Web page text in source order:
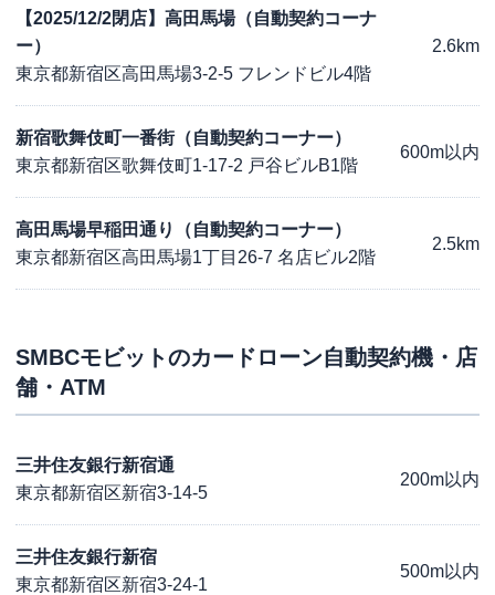
【2025/12/2閉店】高田馬場（自動契約コーナ
ー）
東京都新宿区高田馬場3-2-5 フレンドビル4階
2.6km
新宿歌舞伎町一番街（自動契約コーナー）
東京都新宿区歌舞伎町1-17-2 戸谷ビルB1階
600m以内
高田馬場早稲田通り（自動契約コーナー）
東京都新宿区高田馬場1丁目26-7 名店ビル2階
2.5km
SMBCモビットのカードローン自動契約機・店
舗・ATM
三井住友銀行新宿通
東京都新宿区新宿3-14-5
200m以内
三井住友銀行新宿
東京都新宿区新宿3-24-1
500m以内